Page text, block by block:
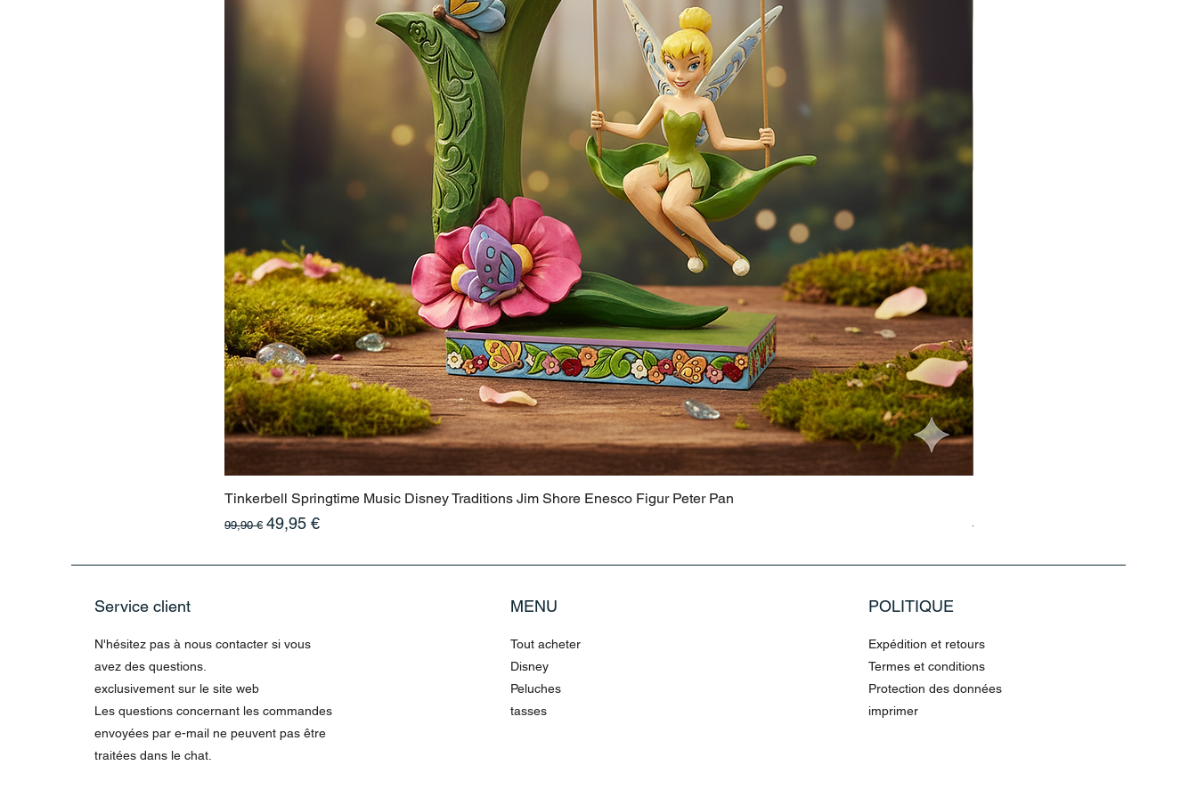
Tinkerbell Springtime Music Disney Traditions Jim Shore Enesco Figur Peter Pan
Prix original
99,90 € Prix promotionnel
49,95 € Prix original
10,90 €
Service client
N'hésitez pas à nous contacter si vous
avez des questions.
exclusivement sur le site web
Les questions concernant les commandes
envoyées par e-mail ne peuvent pas être
traitées dans le chat.
MENU
Tout acheter
Disney
Peluches
tasses
POLITIQUE
Expédition et retours
Termes et conditions
Protection des données
imprimer